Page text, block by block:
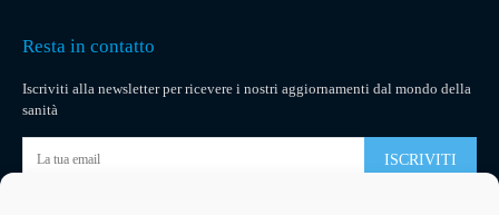
Resta in contatto
Iscriviti alla newsletter per ricevere i nostri aggiornamenti dal mondo della
sanità
ISCRIVITI